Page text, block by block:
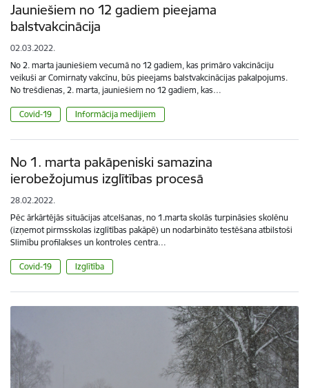
Jauniešiem no 12 gadiem pieejama
balstvakcinācija
02.03.2022.
No 2. marta jauniešiem vecumā no 12 gadiem, kas primāro vakcināciju
veikuši ar Comirnaty vakcīnu, būs pieejams balstvakcinācijas pakalpojums.
No trešdienas, 2. marta, jauniešiem no 12 gadiem, kas…
Covid-19 Informācija medijiem
No 1. marta pakāpeniski samazina
ierobežojumus izglītības procesā
28.02.2022.
Pēc ārkārtējās situācijas atcelšanas, no 1.marta skolās turpināsies skolēnu
(izņemot pirmsskolas izglītības pakāpē) un nodarbināto testēšana atbilstoši
Slimību profilakses un kontroles centra…
Covid-19 Izglītība